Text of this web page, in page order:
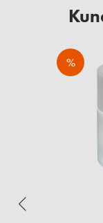
%